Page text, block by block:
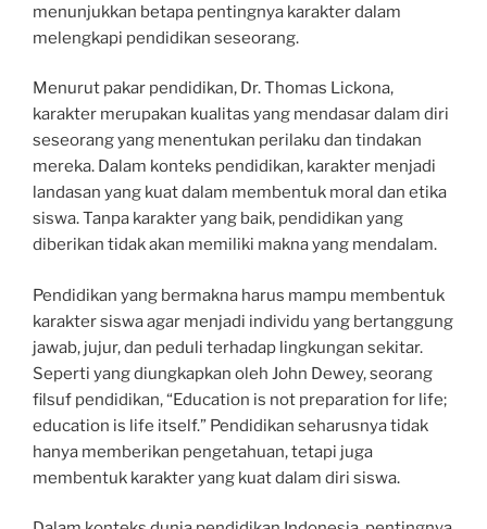
menunjukkan betapa pentingnya karakter dalam
melengkapi pendidikan seseorang.
Menurut pakar pendidikan, Dr. Thomas Lickona,
karakter merupakan kualitas yang mendasar dalam diri
seseorang yang menentukan perilaku dan tindakan
mereka. Dalam konteks pendidikan, karakter menjadi
landasan yang kuat dalam membentuk moral dan etika
siswa. Tanpa karakter yang baik, pendidikan yang
diberikan tidak akan memiliki makna yang mendalam.
Pendidikan yang bermakna harus mampu membentuk
karakter siswa agar menjadi individu yang bertanggung
jawab, jujur, dan peduli terhadap lingkungan sekitar.
Seperti yang diungkapkan oleh John Dewey, seorang
filsuf pendidikan, “Education is not preparation for life;
education is life itself.” Pendidikan seharusnya tidak
hanya memberikan pengetahuan, tetapi juga
membentuk karakter yang kuat dalam diri siswa.